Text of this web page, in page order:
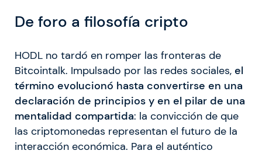
De foro a filosofía cripto
HODL no tardó en romper las fronteras de
Bitcointalk. Impulsado por las redes sociales, el
término evolucionó hasta convertirse en una
declaración de principios y en el pilar de una
mentalidad compartida: la convicción de que
las criptomonedas representan el futuro de la
interacción económica. Para el auténtico